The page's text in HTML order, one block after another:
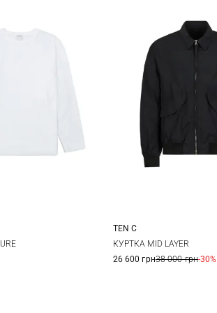
48 50
TEN C
КУРТКА MID LAYER
26 600 грн38 000 грн-30%